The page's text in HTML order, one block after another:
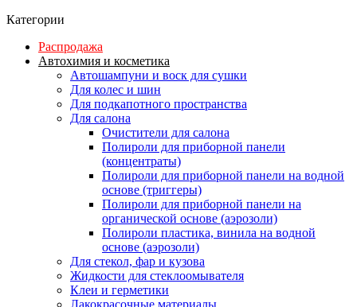
Категории
Распродажа
Автохимия и косметика
Автошампуни и воск для сушки
Для колес и шин
Для подкапотного пространства
Для салона
Очистители для салона
Полироли для приборной панели
(концентраты)
Полироли для приборной панели на водной
основе (триггеры)
Полироли для приборной панели на
органической основе (аэрозоли)
Полироли пластика, винила на водной
основе (аэрозоли)
Для стекол, фар и кузова
Жидкости для стеклоомывателя
Клеи и герметики
Лакокрасочные материалы